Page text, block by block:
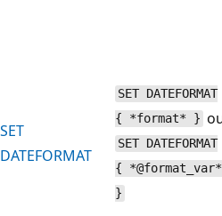
SET
DATEFORMAT
SET DATEFORMAT
{ *format* }
SET DATEFORMAT
{ *@format_var*
}